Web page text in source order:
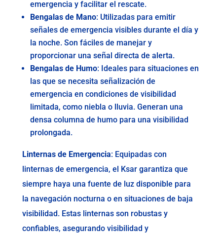
emergencia y facilitar el rescate.
Bengalas de Mano: Utilizadas para emitir
señales de emergencia visibles durante el día y
la noche. Son fáciles de manejar y
proporcionar una señal directa de alerta.
Bengalas de Humo: Ideales para situaciones en
las que se necesita señalización de
emergencia en condiciones de visibilidad
limitada, como niebla o lluvia. Generan una
densa columna de humo para una visibilidad
prolongada.
Linternas de Emergencia: Equipadas con
linternas de emergencia, el Ksar garantiza que
siempre haya una fuente de luz disponible para
la navegación nocturna o en situaciones de baja
visibilidad. Estas linternas son robustas y
confiables, asegurando visibilidad y